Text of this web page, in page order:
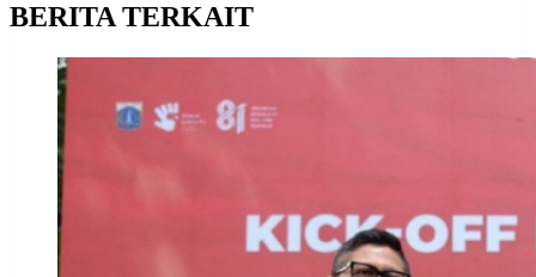
BERITA TERKAIT